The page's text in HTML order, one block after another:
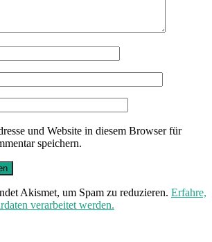
und Website in diesem Browser für
speichern.
Akismet, um Spam zu reduzieren. Erfahre,
verarbeitet werden.